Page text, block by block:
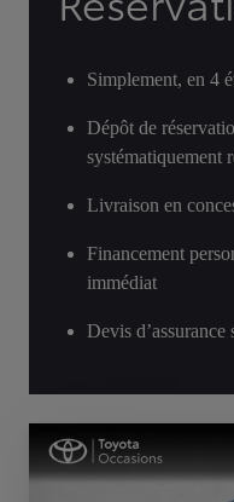
Simplement, en 4
Dépôt de
systématiquement
Livraison en
Financement
immédiat
Devis d’assurance